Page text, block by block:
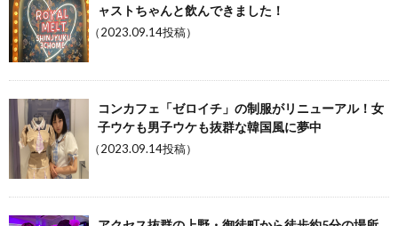
ャストちゃんと飲んできました！
（2023.09.14投稿）
コンカフェ「ゼロイチ」の制服がリニューアル！女
子ウケも男子ウケも抜群な韓国風に夢中
（2023.09.14投稿）